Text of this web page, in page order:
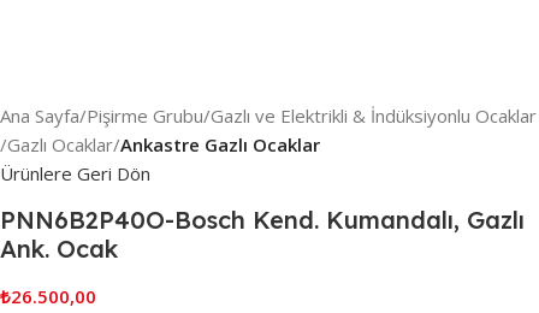
Ana Sayfa Pişirme Grubu Gazlı ve Elektrikli & İndüksiyonlu Ocaklar
Gazlı Ocaklar Ankastre Gazlı Ocaklar
Ürünlere Geri Dön
PNN6B2P40O-Bosch Kend. Kumandalı, Gazlı
Ank. Ocak
₺26.500,00